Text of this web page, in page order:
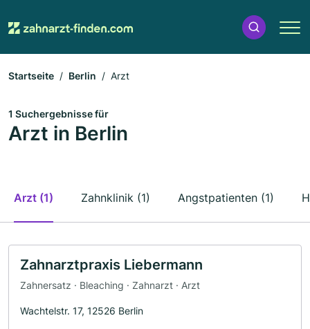
Startseite Berlin Arzt
1 Suchergebnisse für
Arzt in Berlin
Arzt (1) Zahnklinik (1) Angstpatienten (1)
Zahnarztpraxis Liebermann
Zahnersatz · Bleaching · Zahnarzt · Arzt
Wachtelstr. 17, 12526 Berlin